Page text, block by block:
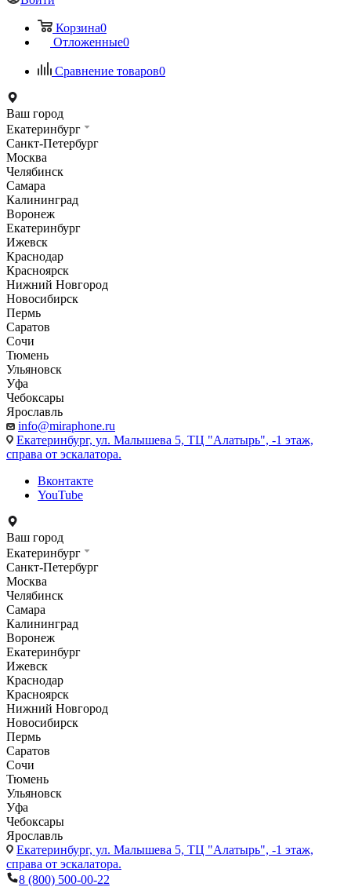
Корзина0
Отложенные0
Сравнение товаров0
Ваш город
Екатеринбург
Санкт-Петербург
Москва
Челябинск
Самара
Калининград
Воронеж
Екатеринбург
Ижевск
Краснодар
Красноярск
Нижний Новгород
Новосибирск
Пермь
Саратов
Сочи
Тюмень
Ульяновск
Уфа
Чебоксары
Ярославль
info@miraphone.ru
Екатеринбург, ул. Малышева 5, ТЦ "Алатырь", -1 этаж,
справа от эскалатора.
Вконтакте
YouTube
Ваш город
Екатеринбург
Санкт-Петербург
Москва
Челябинск
Самара
Калининград
Воронеж
Екатеринбург
Ижевск
Краснодар
Красноярск
Нижний Новгород
Новосибирск
Пермь
Саратов
Сочи
Тюмень
Ульяновск
Уфа
Чебоксары
Ярославль
Екатеринбург, ул. Малышева 5, ТЦ "Алатырь", -1 этаж,
справа от эскалатора.
8 (800) 500-00-22